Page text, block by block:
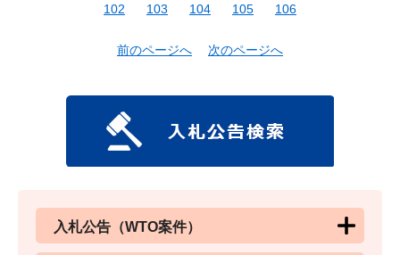
102
103 104 105 106
前のページへ 次のページへ
入札公告（WTO案件）